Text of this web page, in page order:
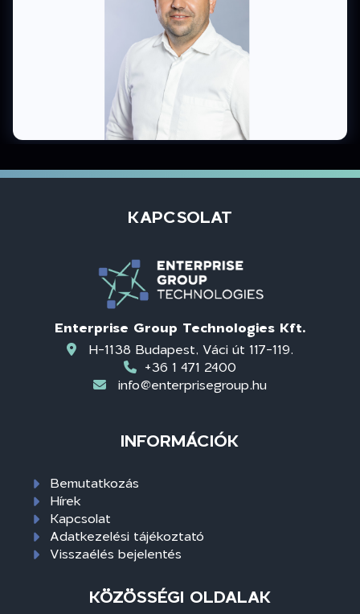
KAPCSOLAT
Enterprise Group Technologies Kft.
H-1138 Budapest, Váci út 117-119.
+36 1 471 2400
info@enterprisegroup.hu
INFORMÁCIÓK
Bemutatkozás
Hírek
Kapcsolat
Adatkezelési tájékoztató
Visszaélés bejelentés
KÖZÖSSÉGI OLDALAK